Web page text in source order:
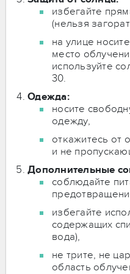
избегайте
(нельзя
на улице
место
используйте
30.
Одежда:
носите
одежду,
откажитесь от
и не
Дополнительные
соблюдайте
избегайте
содержащих
вода),
не трите, не
область